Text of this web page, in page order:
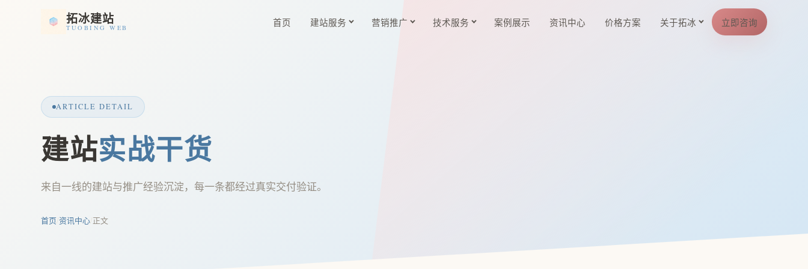
拓冰建站
TUOBING WEB 首页 建站服务 营销推广 技术服务 案例展示 资讯中心 价格方案 关于拓冰 立即咨询
ARTICLE DETAIL
建站实战干货
来自一线的建站与推广经验沉淀，每一条都经过真实交付验证。
首页/资讯中心/正文